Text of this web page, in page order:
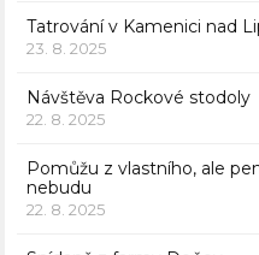
Tatrování v Kamenici nad
23. 8. 2025
Návštěva Rockové stodoly
22. 8. 2025
Pomůžu z vlastního, ale
nebudu
22. 8. 2025